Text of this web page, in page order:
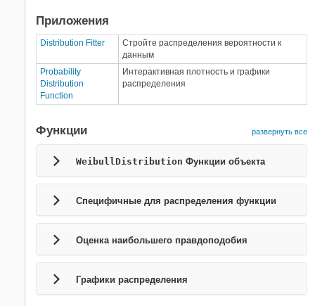
Нецентральное распределение хи-
квадрат
Нецентральное распределение F
Нецентральное t Распределение
Нормальное распределение
Кусочное линейное распределение
Распределение Rician
T Распределение студента
t Распределение Шкалы
Местоположения
Треугольное распределение
распределение
Распределение Weibull
Приложения
Distribution Fitter
Стройте распределения вероятности к
данным
Probability
Distribution
Function
Интерактивная плотность и графики
распределения
Функции развернуть все
WeibullDistribution Функции объекта
Специфичные для распределения функции
Оценка наибольшего правдоподобия
Графики распределения